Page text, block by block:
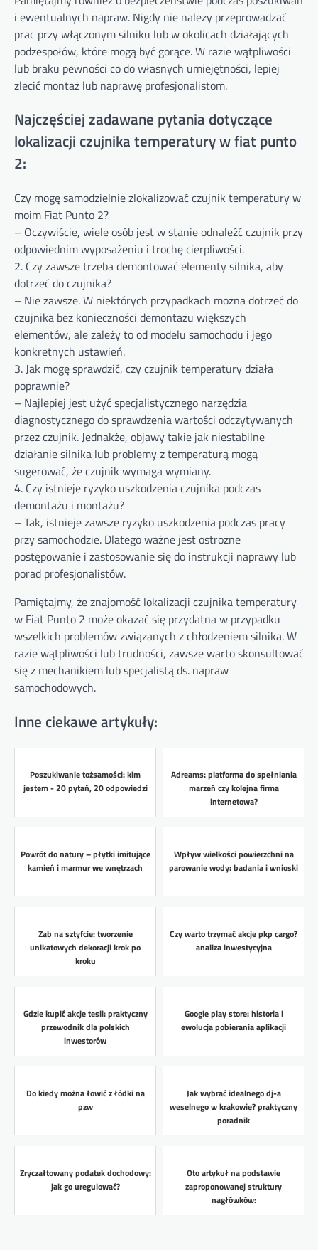
i ewentualnych napraw. Nigdy nie należy przeprowadzać
prac przy włączonym silniku lub w okolicach działających
podzespołów, które mogą być gorące. W razie wątpliwości
lub braku pewności co do własnych umiejętności, lepiej
zlecić montaż lub naprawę profesjonalistom.
Najczęściej zadawane pytania dotyczące
lokalizacji czujnika temperatury w fiat punto
2:
Czy mogę samodzielnie zlokalizować czujnik temperatury w
moim Fiat Punto 2?
– Oczywiście, wiele osób jest w stanie odnaleźć czujnik przy
odpowiednim wyposażeniu i trochę cierpliwości.
2. Czy zawsze trzeba demontować elementy silnika, aby
dotrzeć do czujnika?
– Nie zawsze. W niektórych przypadkach można dotrzeć do
czujnika bez konieczności demontażu większych
elementów, ale zależy to od modelu samochodu i jego
konkretnych ustawień.
3. Jak mogę sprawdzić, czy czujnik temperatury działa
poprawnie?
– Najlepiej jest użyć specjalistycznego narzędzia
diagnostycznego do sprawdzenia wartości odczytywanych
przez czujnik. Jednakże, objawy takie jak niestabilne
działanie silnika lub problemy z temperaturą mogą
sugerować, że czujnik wymaga wymiany.
4. Czy istnieje ryzyko uszkodzenia czujnika podczas
demontażu i montażu?
– Tak, istnieje zawsze ryzyko uszkodzenia podczas pracy
przy samochodzie. Dlatego ważne jest ostrożne
postępowanie i zastosowanie się do instrukcji naprawy lub
porad profesjonalistów.
Pamiętajmy, że znajomość lokalizacji czujnika temperatury
w Fiat Punto 2 może okazać się przydatna w przypadku
wszelkich problemów związanych z chłodzeniem silnika. W
razie wątpliwości lub trudności, zawsze warto skonsultować
się z mechanikiem lub specjalistą ds. napraw
samochodowych.
Inne ciekawe artykuły:
Poszukiwanie tożsamości: kim
jestem - 20 pytań, 20 odpowiedzi
Adreams: platforma do spełniania
marzeń czy kolejna firma
internetowa?
Powrót do natury – płytki imitujące
kamień i marmur we wnętrzach
Wpływ wielkości powierzchni na
parowanie wody: badania i wnioski
Zab na sztyfcie: tworzenie
unikatowych dekoracji krok po
kroku
Czy warto trzymać akcje pkp cargo?
analiza inwestycyjna
Gdzie kupić akcje tesli: praktyczny
przewodnik dla polskich
inwestorów
Google play store: historia i
ewolucja pobierania aplikacji
Do kiedy można łowić z łódki na
pzw
Jak wybrać idealnego dj-a
weselnego w krakowie? praktyczny
poradnik
Zryczałtowany podatek dochodowy:
jak go uregulować?
Oto artykuł na podstawie
zaproponowanej struktury
nagłówków: